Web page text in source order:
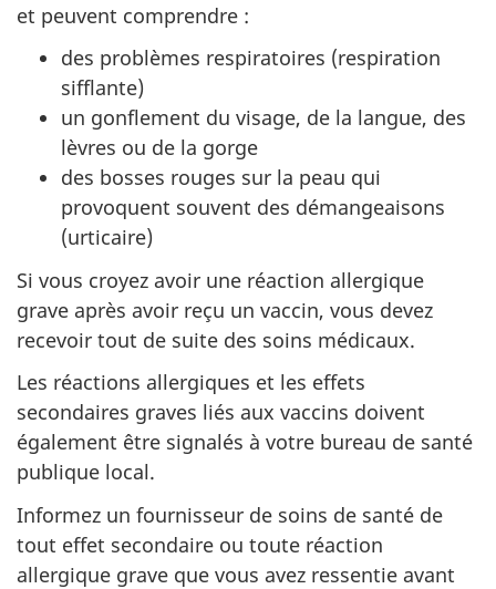
et peuvent comprendre :
des problèmes respiratoires (respiration
sifflante)
un gonflement du visage, de la langue, des
lèvres ou de la gorge
des bosses rouges sur la peau qui
provoquent souvent des démangeaisons
(urticaire)
Si vous croyez avoir une réaction allergique
grave après avoir reçu un vaccin, vous devez
recevoir tout de suite des soins médicaux.
Les réactions allergiques et les effets
secondaires graves liés aux vaccins doivent
également être signalés à votre bureau de santé
publique local.
Informez un fournisseur de soins de santé de
tout effet secondaire ou toute réaction
allergique grave que vous avez ressentie avant